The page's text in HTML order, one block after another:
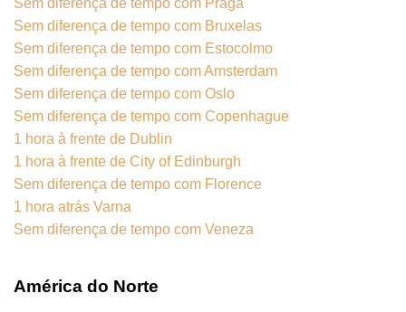
Sem diferença de tempo com Praga
Sem diferença de tempo com Bruxelas
Sem diferença de tempo com Estocolmo
Sem diferença de tempo com Amsterdam
Sem diferença de tempo com Oslo
Sem diferença de tempo com Copenhague
1 hora à frente de Dublin
1 hora à frente de City of Edinburgh
Sem diferença de tempo com Florence
1 hora atrás Varna
Sem diferença de tempo com Veneza
América do Norte